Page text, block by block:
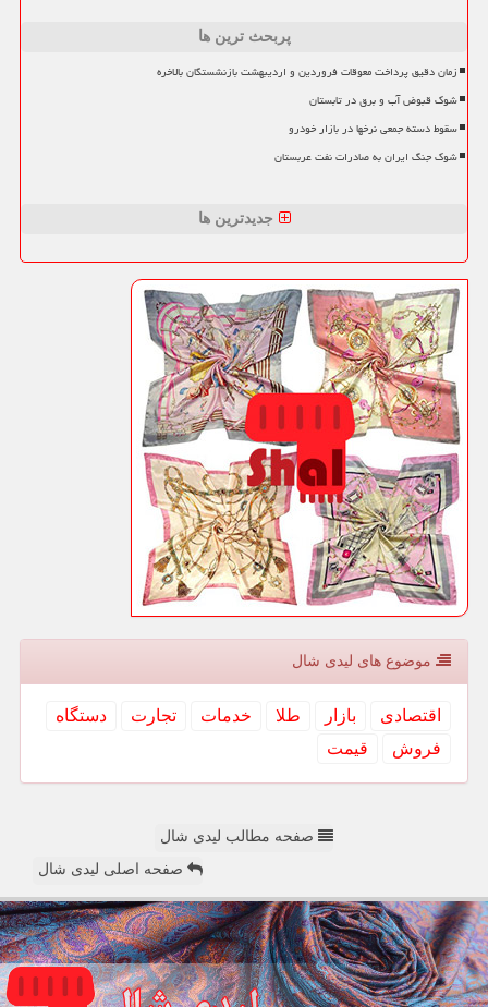
پربحث ترین ها
زمان دقیق پرداخت معوقات فروردین و اردیبهشت بازنشستگان بالاخره
شوک قبوض آب و برق در تابستان
سقوط دسته جمعی نرخها در بازار خودرو
شوک جنگ ایران به صادرات نفت عربستان
جدیدترین ها
موضوع های لیدی شال
اقتصادی بازار طلا خدمات تجارت
دستگاه
فروش
قیمت
صفحه مطالب لیدی شال
صفحه اصلی لیدی شال